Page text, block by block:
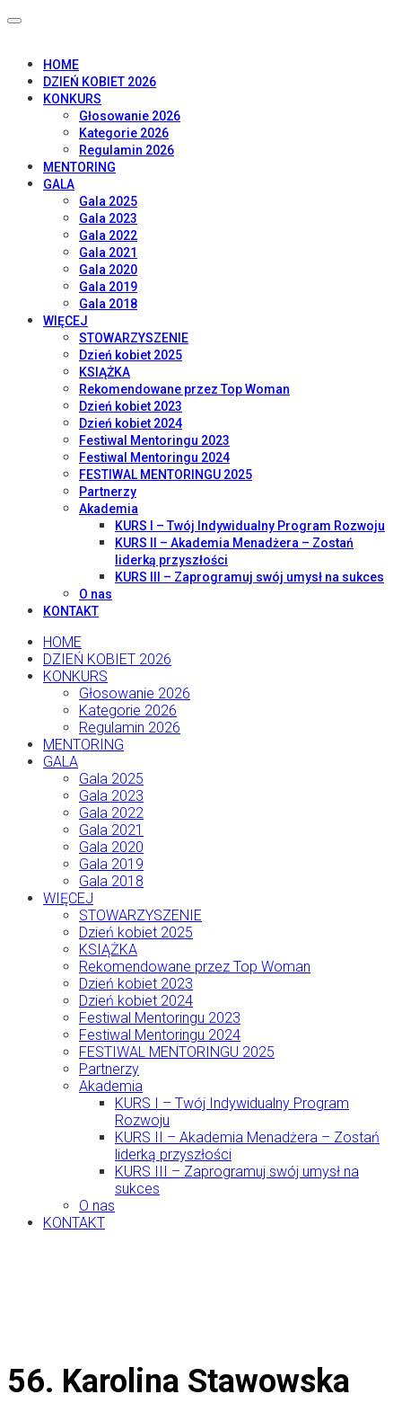
HOME
DZIEŃ KOBIET 2026
KONKURS
Głosowanie 2026
Kategorie 2026
Regulamin 2026
MENTORING
GALA
Gala 2025
Gala 2023
Gala 2022
Gala 2021
Gala 2020
Gala 2019
Gala 2018
WIĘCEJ
STOWARZYSZENIE
Dzień kobiet 2025
KSIĄŻKA
Rekomendowane przez Top Woman
Dzień kobiet 2023
Dzień kobiet 2024
Festiwal Mentoringu 2023
Festiwal Mentoringu 2024
FESTIWAL MENTORINGU 2025
Partnerzy
Akademia
KURS I – Twój Indywidualny Program Rozwoju
KURS II – Akademia Menadżera – Zostań
liderką przyszłości
KURS III – Zaprogramuj swój umysł na sukces
O nas
KONTAKT
HOME
DZIEŃ KOBIET 2026
KONKURS
Głosowanie 2026
Kategorie 2026
Regulamin 2026
MENTORING
GALA
Gala 2025
Gala 2023
Gala 2022
Gala 2021
Gala 2020
Gala 2019
Gala 2018
WIĘCEJ
STOWARZYSZENIE
Dzień kobiet 2025
KSIĄŻKA
Rekomendowane przez Top Woman
Dzień kobiet 2023
Dzień kobiet 2024
Festiwal Mentoringu 2023
Festiwal Mentoringu 2024
FESTIWAL MENTORINGU 2025
Partnerzy
Akademia
KURS I – Twój Indywidualny Program
Rozwoju
KURS II – Akademia Menadżera – Zostań
liderką przyszłości
KURS III – Zaprogramuj swój umysł na
sukces
O nas
KONTAKT
56. Karolina Stawowska